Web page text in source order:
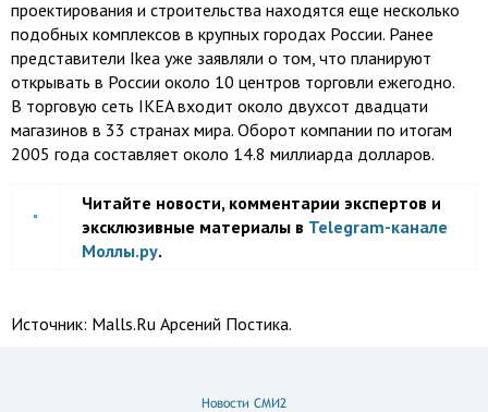
проектирования и строительства находятся еще несколько
подобных комплексов в крупных городах России. Ранее
представители Ikea уже заявляли о том, что планируют
открывать в России около 10 центров торговли ежегодно.
В торговую сеть IKEA входит около двухсот двадцати
магазинов в 33 странах мира. Оборот компании по итогам
2005 года составляет около 14.8 миллиарда долларов.
Читайте новости, комментарии экспертов и
эксклюзивные материалы в Telegram-канале
Моллы.ру.
Источник: Malls.Ru Арсений Постика.
Новости СМИ2